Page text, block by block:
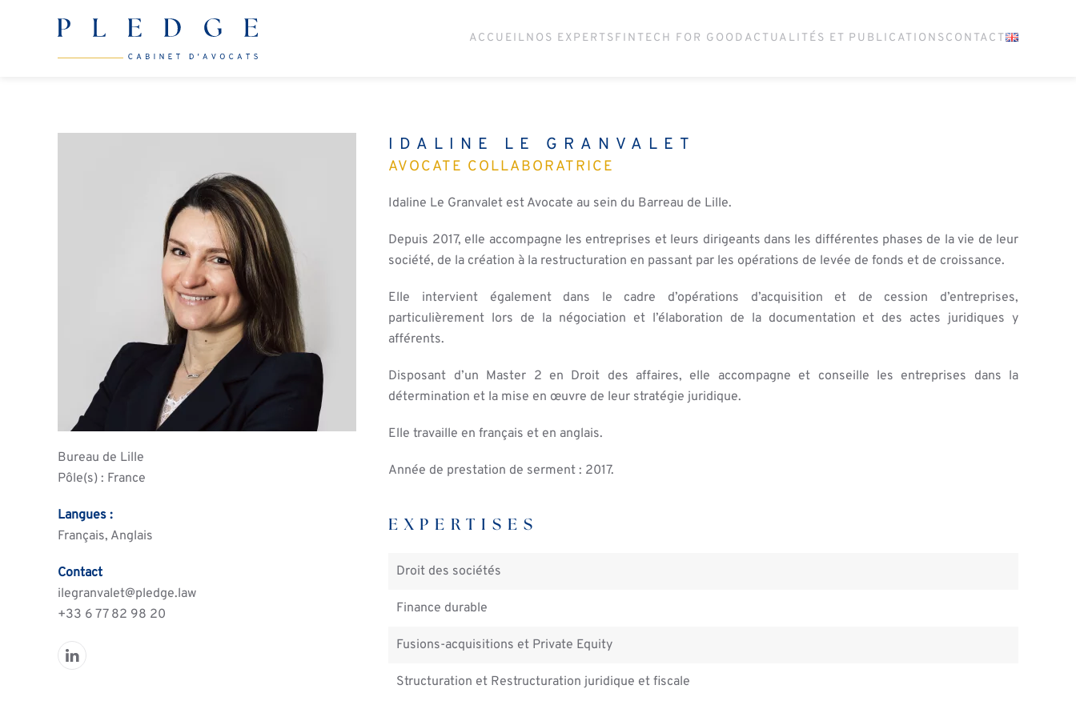
Skip to main content ACCUEILNOS EXPERTSFINTECH FOR GOOD ACTUALITÉS ET PUBLICATIONSCONTACT
Bureau de Lille
Pôle(s) : France
Langues :
Français, Anglais
Contact
ilegranvalet
pledge.law
+33 6 77 82 98 20
IDALINE LE GRANVALET
AVOCATE COLLABORATRICE
Idaline Le Granvalet est Avocate au sein du Barreau de Lille.
Depuis 2017, elle accompagne les entreprises et leurs dirigeants dans les différentes phases de la vie de leur
société, de la création à la restructuration en passant par les opérations de levée de fonds et de croissance.
Elle intervient également dans le cadre d’opérations d’acquisition et de cession d’entreprises,
particulièrement lors de la négociation et l’élaboration de la documentation et des actes juridiques y
afférents.
Disposant d’un Master 2 en Droit des affaires, elle accompagne et conseille les entreprises dans la
détermination et la mise en œuvre de leur stratégie juridique.
Elle travaille en français et en anglais.
Année de prestation de serment : 2017.
EXPERTISES
Droit des sociétés
Finance durable
Fusions-acquisitions et Private Equity
Structuration et Restructuration juridique et fiscale